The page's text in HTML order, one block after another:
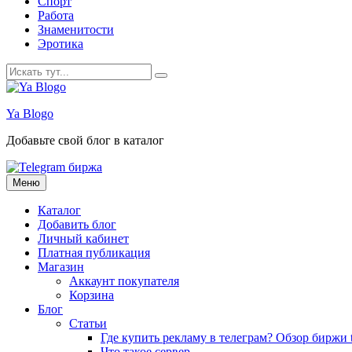
Работа
Знаменитости
Эротика
Искать:
Ya Blogo
Добавьте свой блог в каталог
Меню Перейти
к
содержанию
Каталог
Добавить блог
Личный кабинет
Платная публикация
Магазин
Аккаунт покупателя
Корзина
Блог
Статьи
Где купить рекламу в телеграм? Обзор биржи